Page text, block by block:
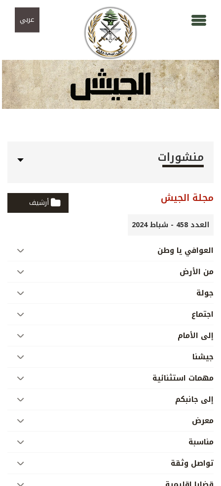
عربي
منشورات
مجلة الجيش
أرشيف
العدد 458 - شباط 2024
العوافي يا وطن
من الأرض
جولة
اجتماع
إلى الأمام
جيشنا
مهمات استثنائية
إلى جانبكم
معرض
مناسبة
تواصل وثقة